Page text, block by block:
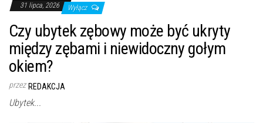
31 lipca, 2026 Wyłącz
Czy ubytek zębowy może być ukryty
między zębami i niewidoczny gołym
okiem?
przez REDAKCJA
Ubytek...